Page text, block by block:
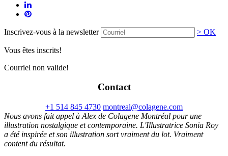
Inscrivez-vous à la newsletter > OK
Vous êtes inscrits!
Courriel non valide!
Contact
+1 514 845 4730 montreal@colagene.com
Nous avons fait appel à Alex de Colagene Montréal pour une
illustration nostalgique et contemporaine. L'Illustratrice Sonia Roy
a été inspirée et son illustration sort vraiment du lot. Vraiment
content du résultat.